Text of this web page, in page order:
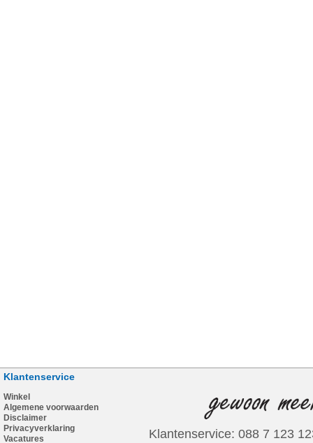
Klantenservice
Winkel
Algemene voorwaarden
Disclaimer
Privacyverklaring
Vacatures
Klantenservice: 088 7 123